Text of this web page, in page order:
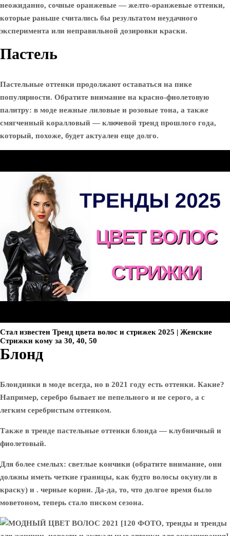
неожиданно, сочные оранжевые — желто-оранжевые оттенки,
которые раньше считались бы результатом неудачного
эксперимента или неправильной дозировки краски.
Пастель
Пастельные оттенки продолжают оставаться на пике
популярности. Обратите внимание на красно-фиолетовую
палитру: в моде нежные лиловые и розовые тона, а также
смягченный коралловый — ключевой тренд прошлого года,
который, похоже, будет актуален еще долго.
Стал известен Тренд цвета волос и стрижек 2025 | Женские
Стрижки кому за 30, 40, 50
Блонд
Блондинки в моде всегда, но в 2021 году есть оттенки. Какие?
Например, серебро бывает не пепельного и не серого, а с
легким серебристым оттенком.
Также в тренде пастельные оттенки блонда — клубничный и
фиолетовый.
Для более смелых: светлые кончики (обратите внимание, они
должны иметь четкие границы, как будто волосы окунули в
краску) и . черные корни. Да-да, то, что долгое время было
моветоном, теперь стало писком сезона.